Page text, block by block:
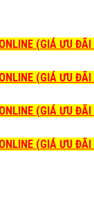
(GIÁ ƯU
(GIÁ ƯU
(GIÁ ƯU
(GIÁ ƯU